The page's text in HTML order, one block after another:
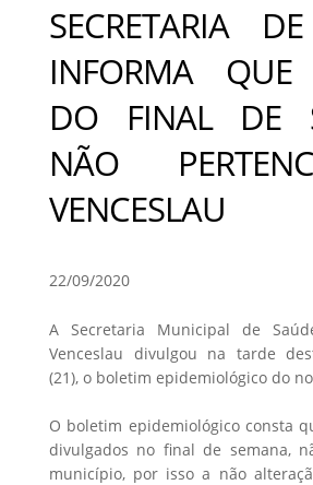
SECRETARIA
INFORMA QUE
DO FINAL DE
NÃO
VENCESLAU
22/09/2020
A Secretaria Municipal de
Venceslau divulgou na tarde
(21), o boletim epidemiológico do
O boletim epidemiológico consta
divulgados no final de semana,
município, por isso a não